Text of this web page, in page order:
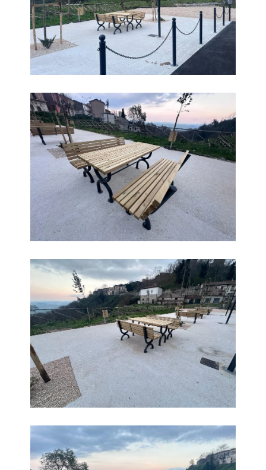
Parco
Parco
Parco